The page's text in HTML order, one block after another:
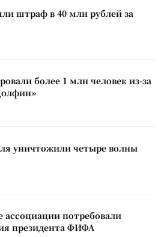
штраф в 40 млн рублей за
более 1 млн человек из-за
уничтожили четыре волны
потребовали
президента ФИФА